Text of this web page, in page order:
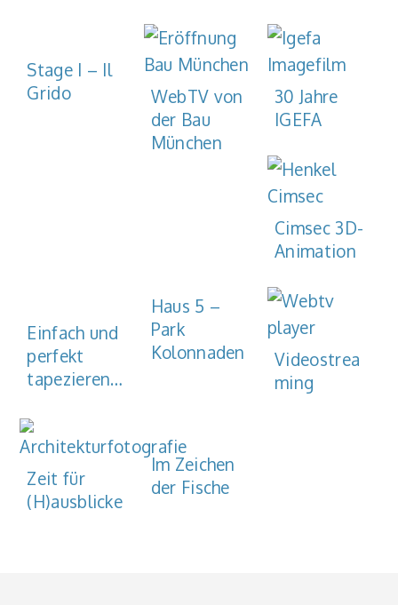
Stage I – Il
Grido
WebTV von
der Bau
München
30 Jahre
IGEFA
Cimsec 3D-
Animation
Einfach und
perfekt
tapezieren…
Haus 5 –
Park
Kolonnaden
Videostrea
ming
Zeit für
(H)ausblicke
Im Zeichen
der Fische